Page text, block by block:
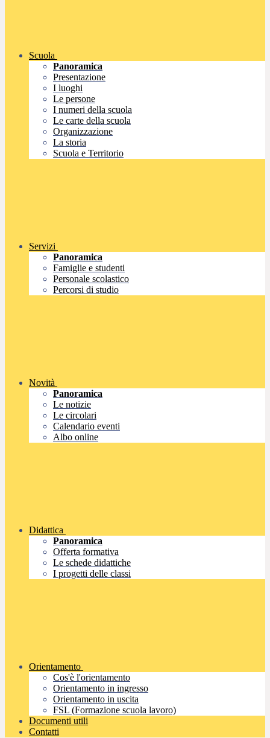
Scuola
Panoramica
Presentazione
I luoghi
Le persone
I numeri della scuola
Le carte della scuola
Organizzazione
La storia
Scuola e Territorio
Servizi
Panoramica
Famiglie e studenti
Personale scolastico
Percorsi di studio
Novità
Panoramica
Le notizie
Le circolari
Calendario eventi
Albo online
Didattica
Panoramica
Offerta formativa
Le schede didattiche
I progetti delle classi
Orientamento
Cos'è l'orientamento
Orientamento in ingresso
Orientamento in uscita
FSL (Formazione scuola lavoro)
Documenti utili
Contatti